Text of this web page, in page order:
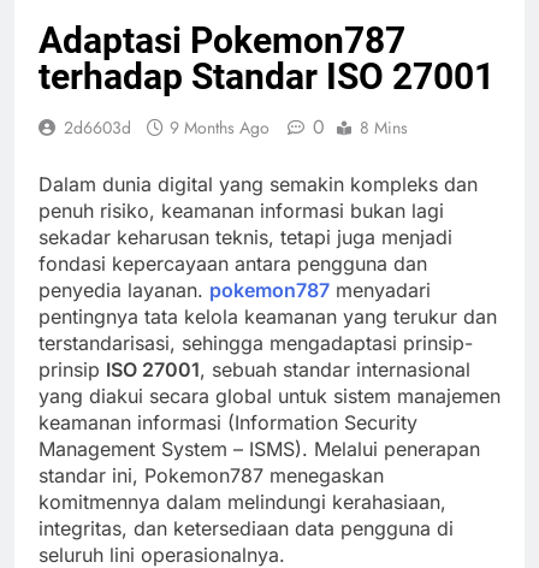
Adaptasi Pokemon787
terhadap Standar ISO 27001
2d6603d 9 Months Ago 0 8 Mins
Dalam dunia digital yang semakin kompleks dan
penuh risiko, keamanan informasi bukan lagi
sekadar keharusan teknis, tetapi juga menjadi
fondasi kepercayaan antara pengguna dan
penyedia layanan. pokemon787 menyadari
pentingnya tata kelola keamanan yang terukur dan
terstandarisasi, sehingga mengadaptasi prinsip-
prinsip ISO 27001, sebuah standar internasional
yang diakui secara global untuk sistem manajemen
keamanan informasi (Information Security
Management System – ISMS). Melalui penerapan
standar ini, Pokemon787 menegaskan
komitmennya dalam melindungi kerahasiaan,
integritas, dan ketersediaan data pengguna di
seluruh lini operasionalnya.